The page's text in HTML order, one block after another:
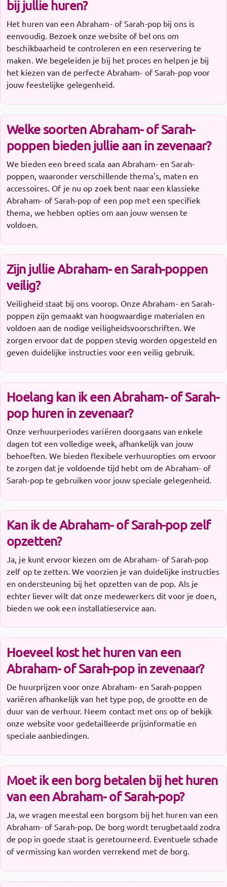
bij jullie huren?
Het huren van een Abraham- of Sarah-pop bij ons is
eenvoudig. Bezoek onze website of bel ons om
beschikbaarheid te controleren en een reservering te
maken. We begeleiden je bij het proces en helpen je bij
het kiezen van de perfecte Abraham- of Sarah-pop voor
jouw feestelijke gelegenheid.
Welke soorten Abraham- of Sarah-
poppen bieden jullie aan in zevenaar?
We bieden een breed scala aan Abraham- en Sarah-
poppen, waaronder verschillende thema's, maten en
accessoires. Of je nu op zoek bent naar een klassieke
Abraham- of Sarah-pop of een pop met een specifiek
thema, we hebben opties om aan jouw wensen te
voldoen.
Zijn jullie Abraham- en Sarah-poppen
veilig?
Veiligheid staat bij ons voorop. Onze Abraham- en Sarah-
poppen zijn gemaakt van hoogwaardige materialen en
voldoen aan de nodige veiligheidsvoorschriften. We
zorgen ervoor dat de poppen stevig worden opgesteld en
geven duidelijke instructies voor een veilig gebruik.
Hoelang kan ik een Abraham- of Sarah-
pop huren in zevenaar?
Onze verhuurperiodes variëren doorgaans van enkele
dagen tot een volledige week, afhankelijk van jouw
behoeften. We bieden flexibele verhuuropties om ervoor
te zorgen dat je voldoende tijd hebt om de Abraham- of
Sarah-pop te gebruiken voor jouw speciale gelegenheid.
Kan ik de Abraham- of Sarah-pop zelf
opzetten?
Ja, je kunt ervoor kiezen om de Abraham- of Sarah-pop
zelf op te zetten. We voorzien je van duidelijke instructies
en ondersteuning bij het opzetten van de pop. Als je
echter liever wilt dat onze medewerkers dit voor je doen,
bieden we ook een installatieservice aan.
Hoeveel kost het huren van een
Abraham- of Sarah-pop in zevenaar?
De huurprijzen voor onze Abraham- en Sarah-poppen
variëren afhankelijk van het type pop, de grootte en de
duur van de verhuur. Neem contact met ons op of bekijk
onze website voor gedetailleerde prijsinformatie en
speciale aanbiedingen.
Moet ik een borg betalen bij het huren
van een Abraham- of Sarah-pop?
Ja, we vragen meestal een borgsom bij het huren van een
Abraham- of Sarah-pop. De borg wordt terugbetaald zodra
de pop in goede staat is geretourneerd. Eventuele schade
of vermissing kan worden verrekend met de borg.